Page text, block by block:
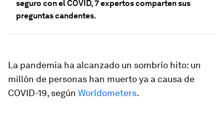
seguro con el COVID, 7 expertos comparten sus
preguntas candentes.
La pandemia ha alcanzado un sombrío hito: un
millón de personas han muerto ya a causa de
COVID-19, según Worldometers.